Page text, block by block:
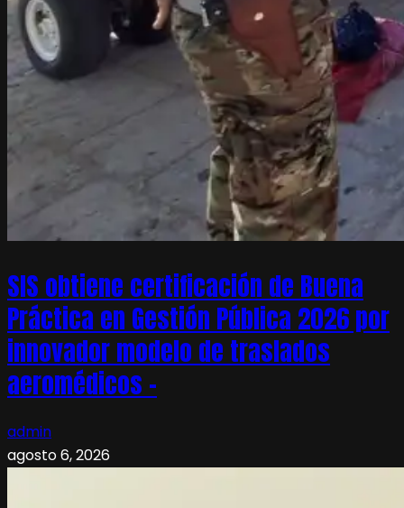
SIS obtiene certificación de Buena
Práctica en Gestión Pública 2026 por
innovador modelo de traslados
aeromédicos –
admin
agosto 6, 2026